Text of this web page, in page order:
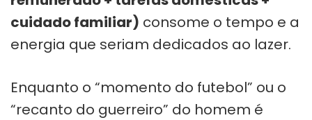
cuidado familiar) consome o tempo e a
energia que seriam dedicados ao lazer.
Enquanto o “momento do futebol” ou o
“recanto do guerreiro” do homem é